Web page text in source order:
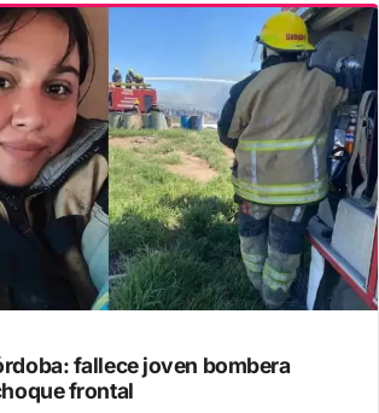
fallece joven bombera
frontal